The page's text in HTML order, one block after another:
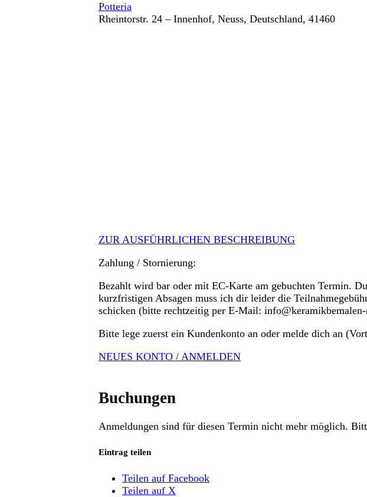
Potteria
Rheintorstr. 24 – Innenhof, Neuss, Deutschland, 41460
ZUR AUSFÜHRLICHEN BESCHREIBUNG
Zahlung / Stornierung:
Bezahlt wird bar oder mit EC-Karte am gebuchten Termin.
kurzfristigen Absagen muss ich dir leider die
schicken (bitte rechtzeitig per E-Mail: info@keramikbemalen-
Bitte lege zuerst ein Kundenkonto an oder melde dich an
NEUES KONTO / ANMELDEN
Buchungen
Anmeldungen sind für diesen Termin nicht mehr möglich.
Eintrag teilen
Teilen auf Facebook
Teilen auf X